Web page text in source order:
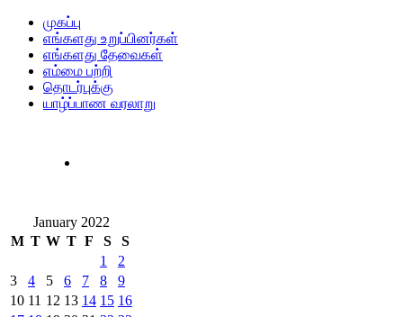
முகப்பு
எங்களது உறுப்பினர்கள்
எங்களது தேவைகள்
எம்மை பற்றி
தொடர்புக்கு
யாழ்ப்பாண வரலாறு
January 2022
M T W T F S
S
1
2
3
4 5 6 7 8
9
10 11 12 13 14 15 16